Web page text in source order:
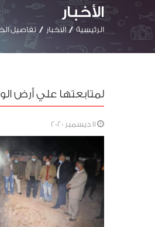
الأخبار
الرئيسية الاخبار تفاصيل
لمتابعتها علي أرض